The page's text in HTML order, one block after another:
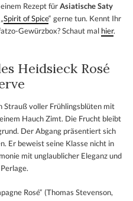
Rezept fürAsiatische Saty
Spirit of Spice“ gerne tun. Kennt Ihr
Gewürzbox? Schaut mal hier.
Heidsieck Rosé
Strauß voller Frühlingsblüten mit
Hauch Zimt. Die Frucht bleibt
Der Abgang präsentiert sich
Er beweist seine Klasse nicht in
mit unglaublicher Eleganz und
Rosé“ (Thomas Stevenson,